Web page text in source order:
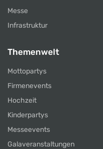
Messe
Infrastruktur
Themenwelt
Mottopartys
Firmenevents
Hochzeit
Kinderpartys
Messeevents
Galaveranstaltungen